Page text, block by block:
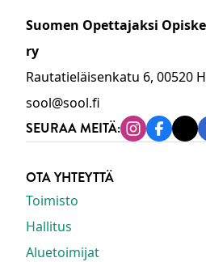
Suomen Opettajaksi
ry
Rautatieläisenkatu 6, 00520
sool@sool.fi
SEURAA MEITÄ: Instagram
OTA YHTEYTTÄ
Toimisto
Hallitus
Aluetoimijat